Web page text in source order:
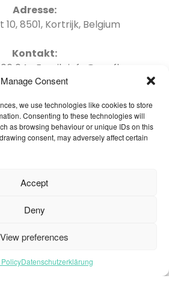
Manage Consent
we use technologies like cookies to store
Consenting to these technologies will
as browsing behaviour or unique IDs on this
consent, may adversely affect certain
Accept
Deny
View preferences
Datenschutzerklärung
Adresse:
8501, Kortrijk, Belgium
Kontakt:
06 04 Email : info@oneflor-
europe.com